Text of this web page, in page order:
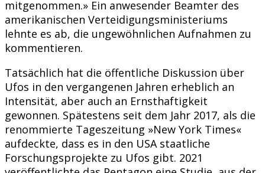
mitgenommen.» Ein anwesender Beamter des
amerikanischen Verteidigungsministeriums
lehnte es ab, die ungewöhnlichen Aufnahmen zu
kommentieren.
Tatsächlich hat die öffentliche Diskussion über
Ufos in den vergangenen Jahren erheblich an
Intensität, aber auch an Ernsthaftigkeit
gewonnen. Spätestens seit dem Jahr 2017, als die
renommierte Tageszeitung »New York Times«
aufdeckte, dass es in den USA staatliche
Forschungsprojekte zu Ufos gibt. 2021